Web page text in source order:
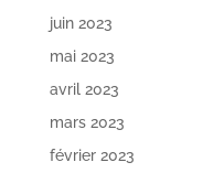
juin 2023
mai 2023
avril 2023
mars 2023
février 2023